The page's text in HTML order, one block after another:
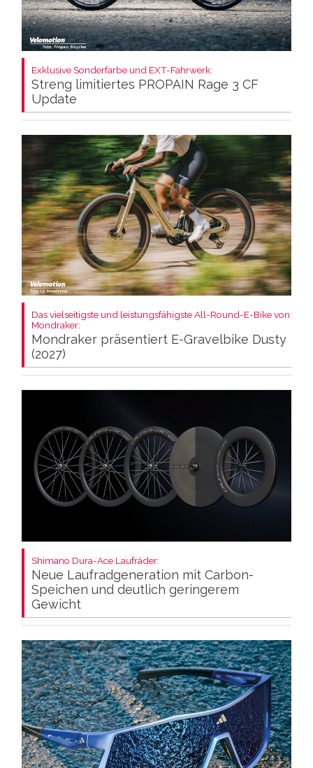
Exklusive Sonderfarbe und EXT-Fahrwerk:
Streng limitiertes PROPAIN Rage 3 CF
Update
Das vielseitigste und leistungsfähigste All-Round-E-Bike von
Mondraker:
Mondraker präsentiert E-Gravelbike Dusty
(2027)
Shimano Dura-Ace Laufräder:
Neue Laufradgeneration mit Carbon-
Speichen und deutlich geringerem
Gewicht